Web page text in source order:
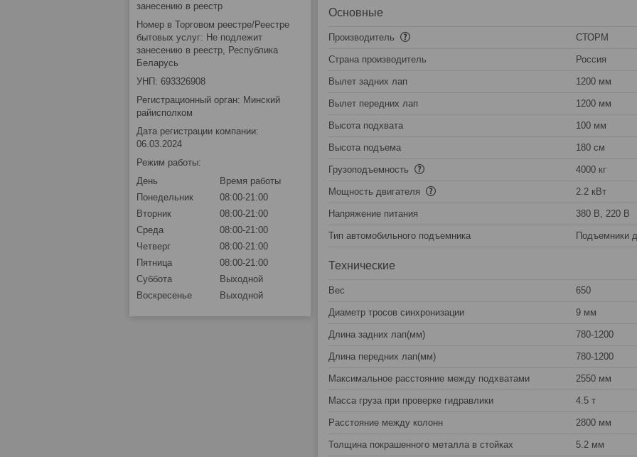
Основные
Производитель СТОРМ
Страна производитель Россия
Вылет задних лап 1200 мм
Вылет передних лап 1200 мм
Высота подхвата 100 мм
Высота подъема 180 см
Грузоподъемность 4000 кг
Мощность двигателя 2.2 кВт
Напряжение питания 380 В, 220 В
Тип автомобильного подъемника Подъемники
Технические
Вес 650
Диаметр тросов синхронизации 9 мм
Длина задних лап(мм) 780-1200
Длина передних лап(мм) 780-1200
Максимальное расстояние между подхватами 2550 мм
Масса груза при проверке гидравлики 4.5 т
Расстояние между колонн 2800 мм
Толщина покрашенного металла в стойках 5.2 мм
занесению в реестр
Номер в Торговом реестре/Реестре
бытовых услуг: Не подлежит
занесению в реестр, Республика
Беларусь
УНП: 693326908
Регистрационный орган: Минский
райисполком
Дата регистрации компании:
06.03.2024
Режим работы:
День
Время работы
Понедельник
08:00-21:00
Вторник
08:00-21:00
Среда
08:00-21:00
Четверг
08:00-21:00
Пятница
08:00-21:00
Суббота
Выходной
Воскресенье
Выходной